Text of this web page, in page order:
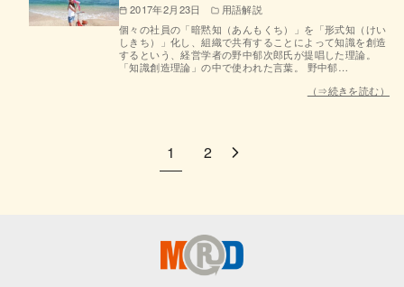
2017年2月23日
用語解説
個々の社員の「暗黙知（あんもくち）」を「形式知（けい
しきち）」化し、組織で共有することによって知識を創造
するという、経営学者の野中郁次郎氏が提唱した理論。
「知識創造理論」の中で使われた言葉。 野中郁…
（⇒続きを読む）
1 2